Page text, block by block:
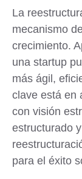
La
mecanismo
crecimiento.
una startup
más ágil,
clave está en
con visión
estructurado
para el éxito